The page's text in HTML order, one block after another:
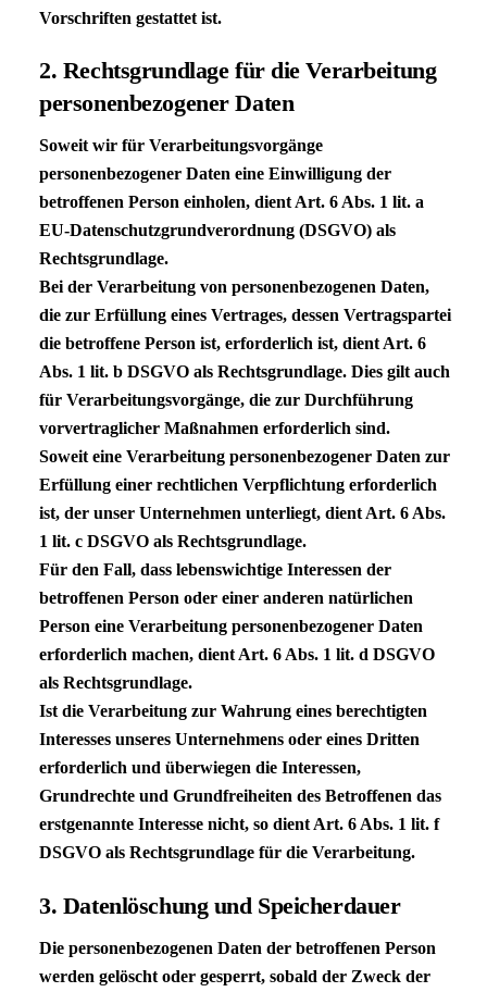
Vorschriften gestattet ist.
2. Rechtsgrundlage für die Verarbeitung
personenbezogener Daten
Soweit wir für Verarbeitungsvorgänge
personenbezogener Daten eine Einwilligung der
betroffenen Person einholen, dient Art. 6 Abs. 1 lit. a
EU-Datenschutzgrundverordnung (DSGVO) als
Rechtsgrundlage.
Bei der Verarbeitung von personenbezogenen Daten,
die zur Erfüllung eines Vertrages, dessen Vertragspartei
die betroffene Person ist, erforderlich ist, dient Art. 6
Abs. 1 lit. bDSGVO als Rechtsgrundlage. Dies gilt auch
für Verarbeitungsvorgänge, die zur Durchführung
vorvertraglicher Maßnahmen erforderlich sind.
Soweit eine Verarbeitung personenbezogener Daten zur
Erfüllung einer rechtlichen Verpflichtung erforderlich
ist, der unser Unternehmen unterliegt, dient Art. 6 Abs.
1 lit. cDSGVO als Rechtsgrundlage.
Für den Fall, dass lebenswichtige Interessen der
betroffenen Person oder einer anderen natürlichen
Person eine Verarbeitung personenbezogener Daten
erforderlich machen, dient Art. 6 Abs. 1 lit. dDSGVO
als Rechtsgrundlage.
Ist die Verarbeitung zur Wahrung eines berechtigten
Interesses unseres Unternehmens oder eines Dritten
erforderlich und überwiegen die Interessen,
Grundrechte und Grundfreiheiten des Betroffenen das
erstgenannte Interesse nicht, so dient Art. 6 Abs. 1 lit. f
DSGVO als Rechtsgrundlage für die Verarbeitung.
3. Datenlöschung und Speicherdauer
Die personenbezogenen Daten der betroffenen Person
werden gelöscht oder gesperrt, sobald der Zweck der